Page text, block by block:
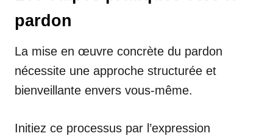
pardon
La mise en œuvre concrète du pardon
nécessite une approche structurée et
bienveillante envers vous-même.
Initiez ce processus par l’expression